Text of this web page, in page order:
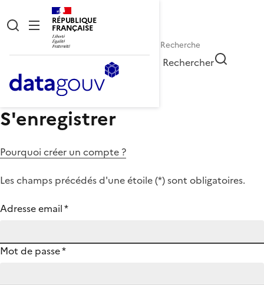
RÉPUBLIQUE
FRANÇAISE
Rechercher
S'enregistrer
Pourquoi créer un compte ?
Les champs précédés d'une étoile (*) sont obligatoires.
Adresse email*
Mot de passe*